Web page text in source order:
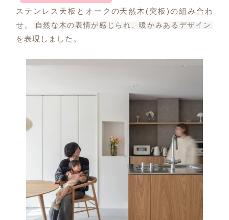
ステンレス天板とオークの天然木(突板)の組み合わ
せ。
自然な木の表情が感じられ、暖かみあるデザイン
を表現しました。